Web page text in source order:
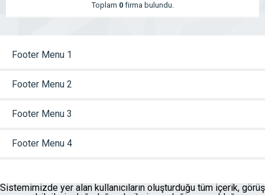
Toplam 0firma bulundu.
Footer Menu 1
Footer Menu 2
Footer Menu 3
Footer Menu 4
Sistemimizde yer alan kullanıcıların oluşturduğu tüm içerik, görüş